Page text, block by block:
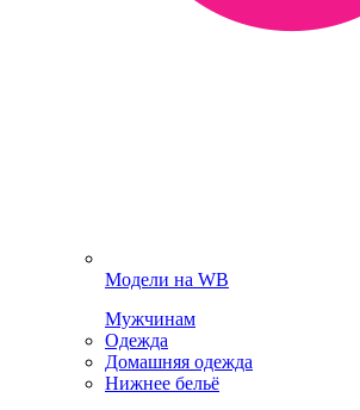
Модели на WB
Мужчинам
Одежда
Домашняя одежда
Нижнее бельё